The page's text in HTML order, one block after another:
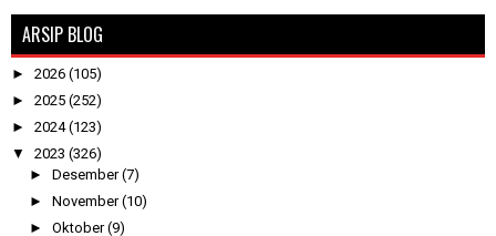
ARSIP BLOG
► 2026 (105)
► 2025 (252)
► 2024(123)
▼ 2023 (326)
► Desember(7)
► November(10)
► Oktober(9)